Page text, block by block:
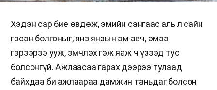
Хэдэн сар бие өвдөж, эмийн сангаас аль л сайн
гэсэн болгоныг, янз янзын эм авч, эмээ
гэрээрээ ууж, эмчлэх гэж яаж ч үзээд тус
болсонгүй. Ажлаасаа гарах дээрээ тулаад
байхдаа би ажлаараа дамжин таньдаг болсон